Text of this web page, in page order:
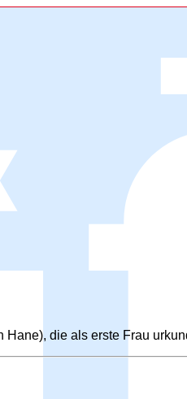
Hane), die als erste Frau